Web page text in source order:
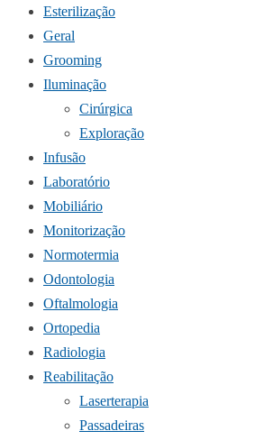
Esterilização
Geral
Grooming
Iluminação
Cirúrgica
Exploração
Infusão
Laboratório
Mobiliário
Monitorização
Normotermia
Odontologia
Oftalmologia
Ortopedia
Radiologia
Reabilitação
Laserterapia
Passadeiras